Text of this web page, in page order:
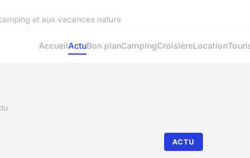
et aux vacances nature
AccueilActuBon planCampingCroisièreLocation
ACTU